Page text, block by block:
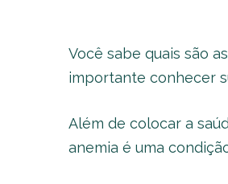
Você sabe quais são
importante conhecer
Além de colocar a
anemia é uma